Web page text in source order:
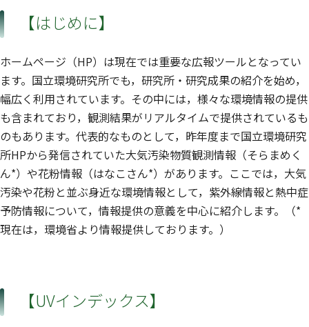
【はじめに】
ホームページ（HP）は現在では重要な広報ツールとなってい
ます。国立環境研究所でも，研究所・研究成果の紹介を始め，
幅広く利用されています。その中には，様々な環境情報の提供
も含まれており，観測結果がリアルタイムで提供されているも
のもあります。代表的なものとして，昨年度まで国立環境研究
所HPから発信されていた大気汚染物質観測情報（そらまめく
ん*）や花粉情報（はなこさん*）があります。ここでは，大気
汚染や花粉と並ぶ身近な環境情報として，紫外線情報と熱中症
予防情報について，情報提供の意義を中心に紹介します。（*
現在は，環境省より情報提供しております。）
【UVインデックス】